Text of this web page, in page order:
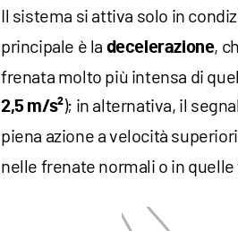
Il sistema si attiva solo in
principale è la decelerazione,
frenata molto più intensa di
2,5 m/s²); in alternativa, il
piena azione a velocità
nelle frenate normali o in